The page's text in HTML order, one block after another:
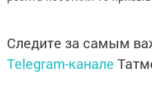
Следите за самым
Telegram-канале